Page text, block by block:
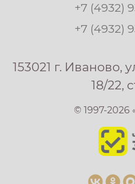
+7 (4932)
+7 (4932)
153021 г. Иваново,
18/22,
© 1997-2026